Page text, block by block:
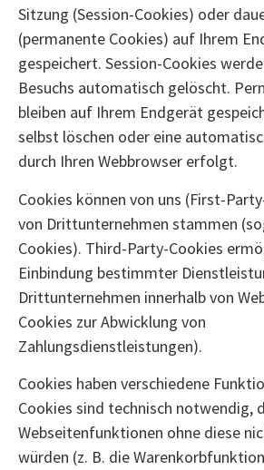
Sitzung (Session-Cookies) oder
(permanente Cookies) auf Ihrem
gespeichert. Session-Cookies
Besuchs automatisch gelöscht.
bleiben auf Ihrem Endgerät
selbst löschen oder eine
durch Ihren Webbrowser erfolgt.
Cookies können von uns (First-
von Drittunternehmen stammen
Cookies). Third-Party-Cookies
Einbindung bestimmter
Drittunternehmen innerhalb von
Cookies zur Abwicklung von
Zahlungsdienstleistungen).
Cookies haben verschiedene
Cookies sind technisch notwendig,
Webseitenfunktionen ohne diese
würden (z. B. die